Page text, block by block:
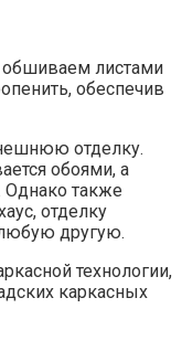
обшиваем листами
обеспечив
отделку.
обоями, а
Однако также
отделку
другую.
технологии,
каркасных